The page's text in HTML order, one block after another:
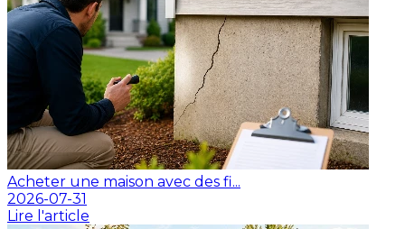
Acheter une maison avec des fi...
2026-07-31
Lire l'article